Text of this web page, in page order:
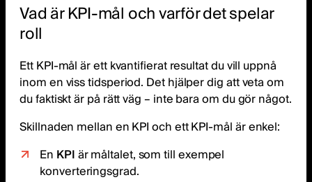
Vad är KPI-mål och varför det spelar
roll
Ett KPI-mål är ett kvantifierat resultat du vill uppnå
inom en viss tidsperiod. Det hjälper dig att veta om
du faktiskt är på rätt väg – inte bara om du gör något.
Skillnaden mellan en KPI och ett KPI-mål är enkel:
En KPIär måltalet, som till exempel
konverteringsgrad.